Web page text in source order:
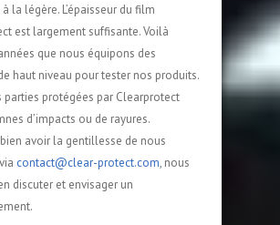
la légère. L’épaisseur du film
est largement suffisante. Voilà
que nous équipons des
haut niveau pour tester nos produits.
parties protégées par Clearprotect
d’impacts ou de rayures.
avoir la gentillesse de nous
contact@clear-protect.com, nous
discuter et envisager un